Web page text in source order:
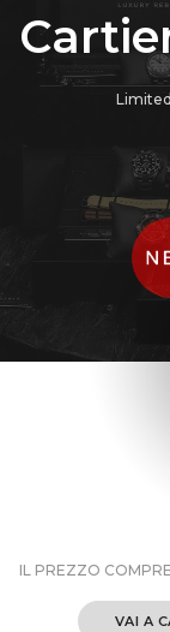
IL PREZZO
VAI A